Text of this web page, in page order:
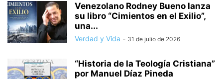
Venezolano Rodney Bueno lanza
su libro “Cimientos en el Exilio”,
una...
Verdad y Vida - 31 de julio de 2026
“Historia de la Teología Cristiana”
por Manuel Díaz Pineda